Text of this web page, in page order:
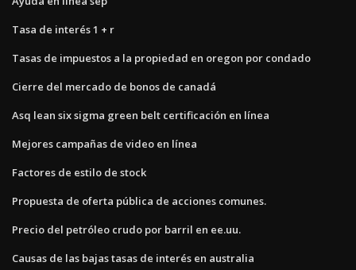
Tasa de interés 1 + r
Tasas de impuestos a la propiedad en oregon por condado
Cierre del mercado de bonos de canadá
Asq lean six sigma green belt certificación en línea
Mejores campañas de video en línea
Factores de estilo de stock
Propuesta de oferta pública de acciones comunes.
Precio del petróleo crudo por barril en ee.uu.
Causas de las bajas tasas de interés en australia